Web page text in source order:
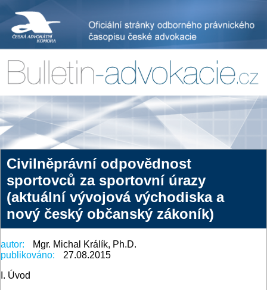
Civilněprávní odpovědnost
sportovců za sportovní úrazy
(aktuální vývojová východiska a
nový český občanský zákoník)
autor:
Mgr. Michal Králík, Ph.D.
publikováno:
27.08.2015
I. Úvod